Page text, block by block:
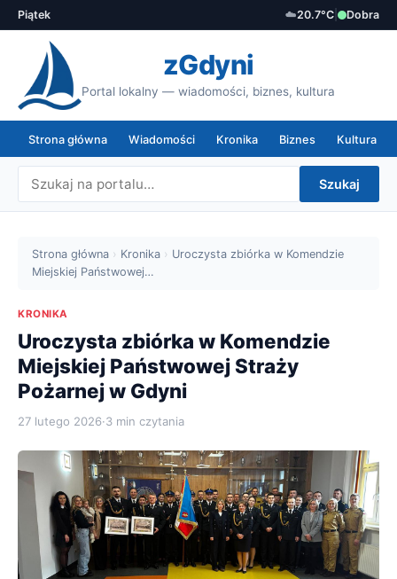
Piątek ☁️20.7°C Dobra
zGdyni
Portal lokalny — wiadomości, biznes, kultura
Strona główna Wiadomości Kronika Biznes Kultura
Szukaj
Strona główna › Kronika › Uroczysta zbiórka w Komendzie
Miejskiej Państwowej…
KRONIKA
Uroczysta zbiórka w Komendzie
Miejskiej Państwowej Straży
Pożarnej w Gdyni
27 lutego 2026·3 min czytania